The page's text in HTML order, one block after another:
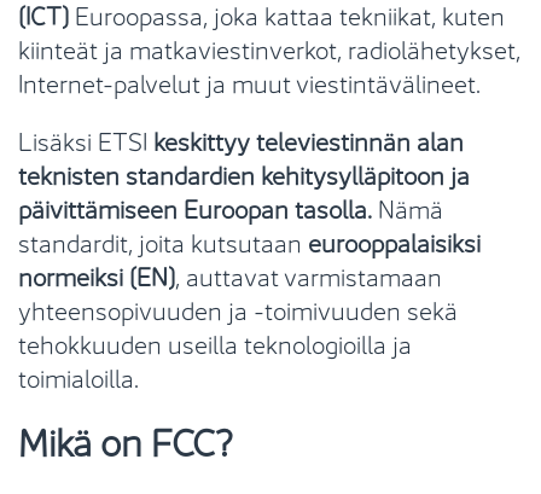
(ICT)Euroopassa, joka kattaa tekniikat, kuten
kiinteät ja matkaviestinverkot, radiolähetykset,
Internet-palvelut ja muut viestintävälineet.
Lisäksi ETSI keskittyy televiestinnän alan
teknisten standardien kehitysylläpitoon ja
päivittämiseen Euroopan tasolla.Nämä
standardit, joita kutsutaan eurooppalaisiksi
normeiksi (EN), auttavat varmistamaan
yhteensopivuuden ja -toimivuuden sekä
tehokkuuden useilla teknologioilla ja
toimialoilla.
Mikä on FCC?